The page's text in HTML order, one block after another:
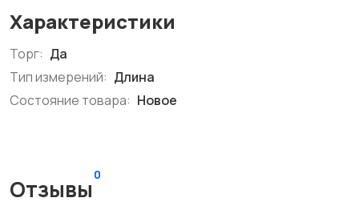
Характеристики
Торг: Да
Тип измерений: Длина
Состояние товара: Новое
Отзывы
0